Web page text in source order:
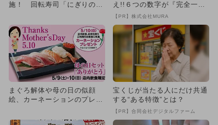
施！ 回転寿司「にぎりの徳
え!!６つの数字が『完全一
致』する方法
【PR】株式会社MURA
まぐろ解体や母の日の似顔
絵、カーネーションのプレゼ
宝くじが当たる人にだけ共通
する“ある特徴”とは？
【PR】合同会社デジタルファーム